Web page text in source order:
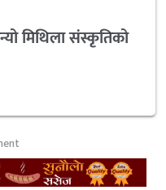
मिथिला संस्कृतिको